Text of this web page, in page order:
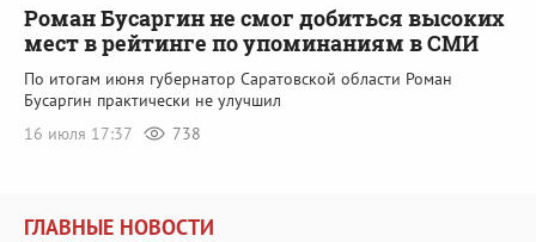
Роман Бусаргин не смог добиться высоких
мест в рейтинге по упоминаниям в СМИ
По итогам июня губернатор Саратовской области Роман
Бусаргин практически не улучшил
16 июля 17:37
738
ГЛАВНЫЕ НОВОСТИ